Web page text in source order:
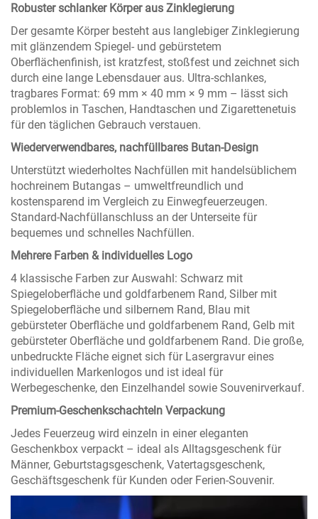
Robuster schlanker Körper aus Zinklegierung
Der gesamte Körper besteht aus langlebiger Zinklegierung
mit glänzendem Spiegel- und gebürstetem
Oberflächenfinish, ist kratzfest, stoßfest und zeichnet sich
durch eine lange Lebensdauer aus. Ultra-schlankes,
tragbares Format: 69 mm × 40 mm × 9 mm – lässt sich
problemlos in Taschen, Handtaschen und Zigarettenetuis
für den täglichen Gebrauch verstauen.
Wiederverwendbares, nachfüllbares Butan-Design
Unterstützt wiederholtes Nachfüllen mit handelsüblichem
hochreinem Butangas – umweltfreundlich und
kostensparend im Vergleich zu Einwegfeuerzeugen.
Standard-Nachfüllanschluss an der Unterseite für
bequemes und schnelles Nachfüllen.
Mehrere Farben & individuelles Logo
4 klassische Farben zur Auswahl: Schwarz mit
Spiegeloberfläche und goldfarbenem Rand, Silber mit
Spiegeloberfläche und silbernem Rand, Blau mit
gebürsteter Oberfläche und goldfarbenem Rand, Gelb mit
gebürsteter Oberfläche und goldfarbenem Rand. Die große,
unbedruckte Fläche eignet sich für Lasergravur eines
individuellen Markenlogos und ist ideal für
Werbegeschenke, den Einzelhandel sowie Souvenirverkauf.
Premium-Geschenkschachteln Verpackung
Jedes Feuerzeug wird einzeln in einer eleganten
Geschenkbox verpackt – ideal als Alltagsgeschenk für
Männer, Geburtstagsgeschenk, Vatertagsgeschenk,
Geschäftsgeschenk für Kunden oder Ferien-Souvenir.